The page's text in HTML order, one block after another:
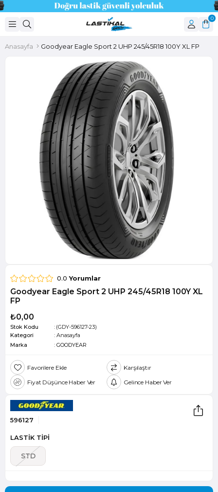
0
Anasayfa Goodyear Eagle Sport 2 UHP 245/45R18 100Y XL FP
0.0 Yorumlar
Goodyear Eagle Sport 2 UHP 245/45R18 100Y XL
FP
₺0,00
Stok Kodu
(GDY-596127-23)
Kategori
: Anasayfa
Marka
: GOODYEAR
Favorilere Ekle
Karşılaştır
Fiyat Düşünce Haber Ver
Gelince Haber Ver
596127
LASTİK TİPİ
STD